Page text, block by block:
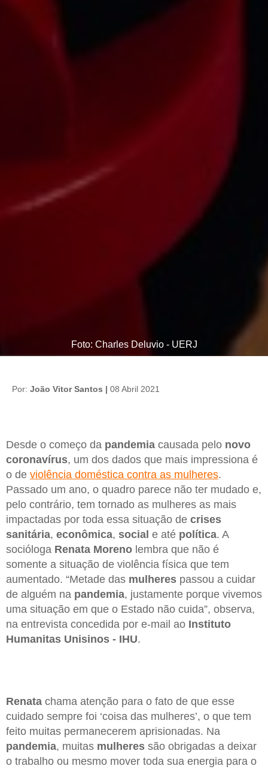
Foto: Charles Deluvio - UERJ
Por: João Vitor Santos | 08 Abril 2021
Desde o começo da pandemia causada pelo novo
coronavírus, um dos dados que mais impressiona é
o de violência doméstica contra as mulheres.
Passado um ano, o quadro parece não ter mudado e,
pelo contrário, tem tornado as mulheres as mais
impactadas por toda essa situação de crises
sanitária, econômica, social e até política. A
socióloga Renata Moreno lembra que não é
somente a situação de violência física que tem
aumentado. “Metade das mulheres passou a cuidar
de alguém na pandemia, justamente porque vivemos
uma situação em que o Estado não cuida”, observa,
na entrevista concedida por e-mail ao Instituto
Humanitas Unisinos - IHU.
Renata chama atenção para o fato de que esse
cuidado sempre foi ‘coisa das mulheres’, o que tem
feito muitas permanecerem aprisionadas. Na
pandemia, muitas mulheres são obrigadas a deixar
o trabalho ou mesmo mover toda sua energia para o